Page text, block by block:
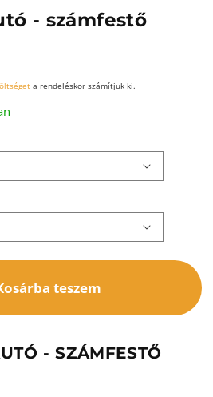
- számfestő
a rendeléskor számítjuk ki.
teszem
- SZÁMFESTŐ